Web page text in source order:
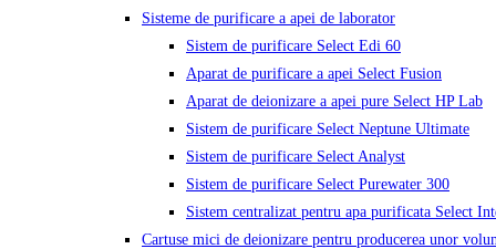
Sisteme de purificare a apei de laborator
Sistem de purificare Select Edi 60
Aparat de purificare a apei Select Fusion
Aparat de deionizare a apei pure Select HP Lab
Sistem de purificare Select Neptune Ultimate
Sistem de purificare Select Analyst
Sistem de purificare Select Purewater 300
Sistem centralizat pentru apa purificata Select
Cartuse mici de deionizare pentru producerea unor